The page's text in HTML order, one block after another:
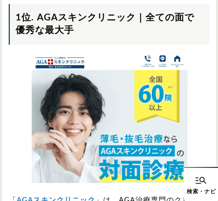
1位. AGAスキンクリニック｜全ての面で
優秀な最大手